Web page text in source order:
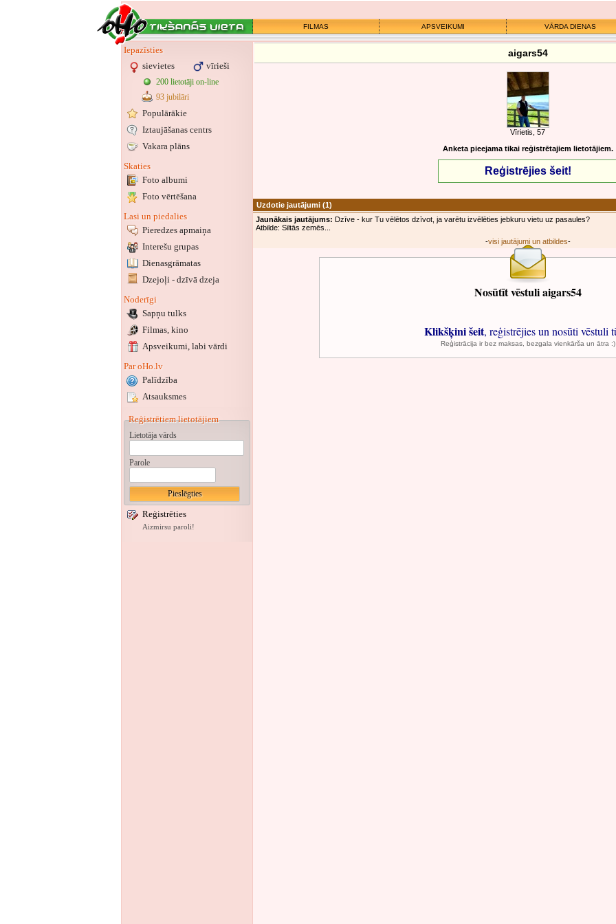
FILMAS APSVEIKUMI VĀRDA DIENAS
Iepazīsties
sievietes
vīrieši
200 lietotāji on-line
93 jubilāri
Populārākie
Iztaujāšanas centrs
Vakara plāns
Skaties
Foto albumi
Foto vērtēšana
Lasi un piedalies
Pieredzes apmaiņa
Interešu grupas
Dienasgrāmatas
Dzejoļi - dzīvā dzeja
Noderīgi
Sapņu tulks
Filmas, kino
Apsveikumi, labi vārdi
Par oHo.lv
Palīdzība
Atsauksmes
Reģistrētiem lietotājiem
Lietotāja vārds
Parole
Reģistrēties
Aizmirsu paroli!
aigars54
Vīrietis, 57
Anketa pieejama tikai reģistrētajiem lietotājiem.
Reģistrējies šeit!
Uzdotie jautājumi (1)
Jaunākais jautājums: Dzīve - kur Tu vēlētos dzīvot, ja varētu izvēlēties jebkuru vietu uz pasaules?
Atbilde: Siltās zemēs...
-visi jautājumi un atbildes-
Nosūtīt vēstuli aigars54
Klikšķini šeit, reģistrējies un nosūti vēstuli
Reģistrācija ir bez maksas, bezgala vienkārša un ātra :)